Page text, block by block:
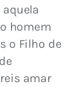
homem
o Filho de
amar